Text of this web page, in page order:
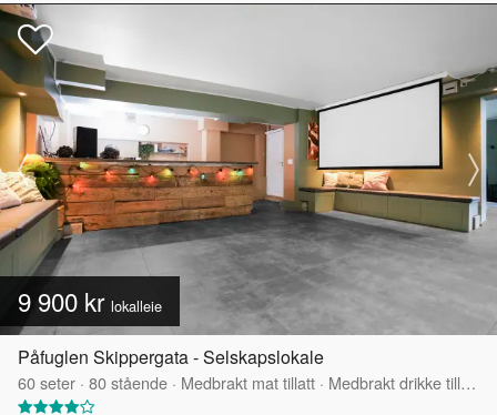
9 900 kr lokalleie
Påfuglen Skippergata - Selskapslokale
60seter · 80stående · Medbrakt mat tillatt · Medbrakt drikke tillatt